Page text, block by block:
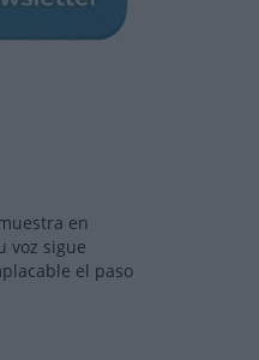
en
voz sigue
el paso